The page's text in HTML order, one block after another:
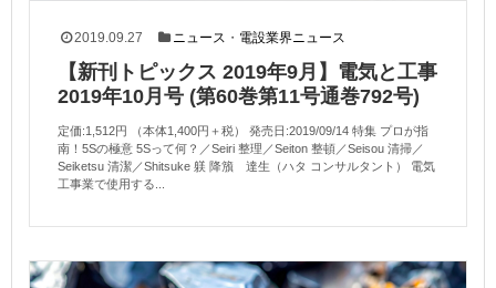
2019.09.27 ニュース ・ 電設業界ニュース
【新刊トピックス 2019年9月】電気と工事
2019年10月号 (第60巻第11号通巻792号)
定価:1,512円 （本体1,400円＋税） 発売日:2019/09/14 特集 プロが指
南！5Sの極意 5Sって何？／Seiri 整理／Seiton 整頓／Seisou 清掃／
Seiketsu 清潔／Shitsuke 躾 降籏 達生（ハタ コンサルタント） 電気
工事業で使用する...